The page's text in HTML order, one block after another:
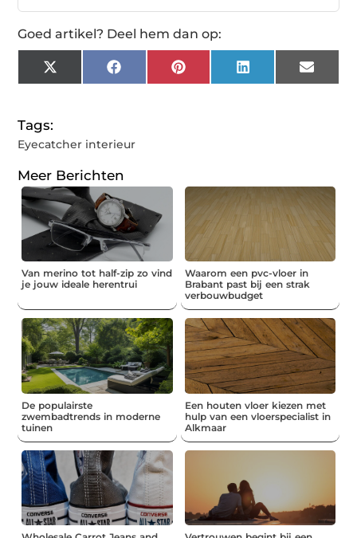
Goed artikel? Deel hem dan op:
X
(Twitter)
FacebookPinterestLinkedInEmail
Tags:
Eyecatcher interieur
Meer Berichten
Van merino tot half-zip zo vind
je jouw ideale herentrui
Waarom een pvc-vloer in
Brabant past bij een strak
verbouwbudget
De populairste
zwembadtrends in moderne
tuinen
Een houten vloer kiezen met
hulp van een vloerspecialist in
Alkmaar